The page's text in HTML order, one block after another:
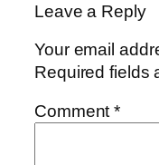
Leave a Reply
Your email
Required fields
Comment*